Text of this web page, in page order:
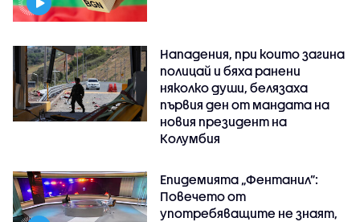
Нападения, при които загина
полицай и бяха ранени
няколко души, белязаха
първия ден от мандата на
новия президент на
Колумбия
Епидемията „Фентанил”:
Повечето от
употребяващите не знаят,